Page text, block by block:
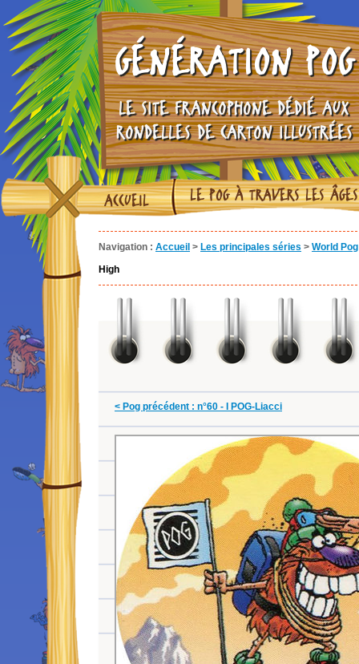
GÉNÉRATION POG
LE SITE FRANCOPHONE DÉDIÉ AUX
RONDELLES DE CARTON ILLUSTRÉES
ACCUEIL LE POG À TRAVERS LES ÂGES
Navigation : Accueil > Les principales séries > World
High
< Pog précédent : n°60 - I POG-Liacci